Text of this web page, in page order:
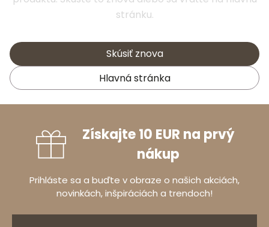
stránku.
Skúsiť znova
Hlavná stránka
Získajte 10 EUR na prvý
nákup
Prihláste sa a buďte v obraze o našich akciách,
novinkách, inšpiráciách a trendoch!